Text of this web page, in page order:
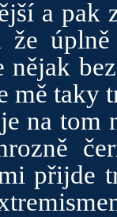
a pak
že
nějak
mě taky
na tom
přijde